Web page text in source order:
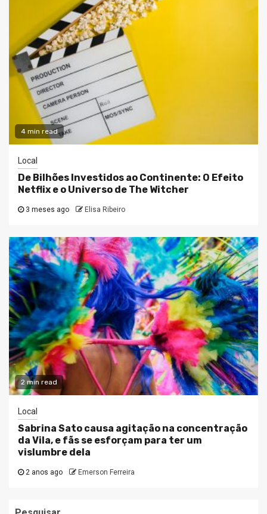
4 min read
Local
De Bilhões Investidos ao Continente: O Efeito
Netflix e o Universo de The Witcher
3 meses ago Elisa Ribeiro
2 min read
Local
Sabrina Sato causa agitação na concentração
da Vila, e fãs se esforçam para ter um
vislumbre dela
2 anos ago Emerson Ferreira